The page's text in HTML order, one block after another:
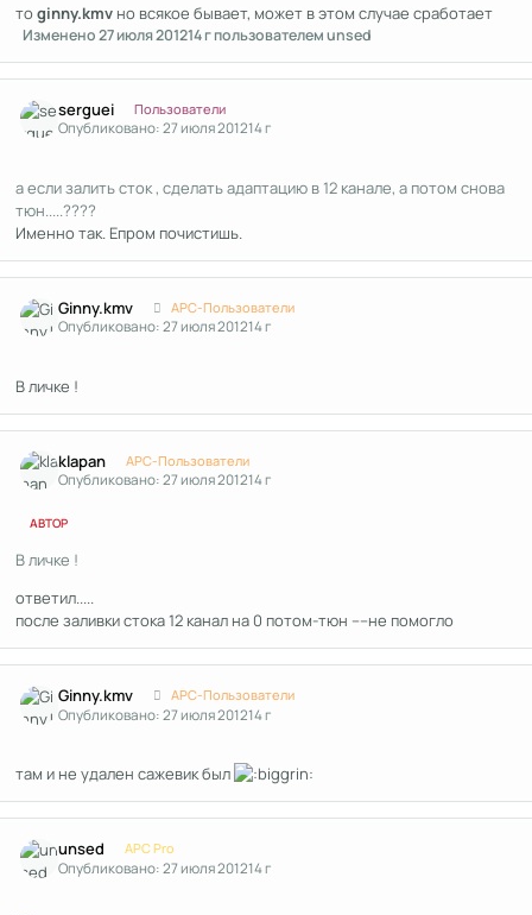
тоginny.kmv но всякое бывает, может в этом случае сработает
Изменено27 июля 201214 гпользователем unsed
serguei Пользователи
Опубликовано:27 июля 201214 г
а если залить сток , сделать адаптацию в 12 канале, а потом снова
тюн.....????
Именно так. Епром почистишь.
Ginny.kmv APC-Пользователи
Опубликовано:27 июля 201214 г
В личке !
klapan APC-Пользователи
Опубликовано:27 июля 201214 г
АВТОР
В личке !
ответил.....
после заливки стока 12 канал на 0 потом-тюн ----не помогло
Ginny.kmv APC-Пользователи
Опубликовано:27 июля 201214 г
там и не удален сажевик был
unsed APC Pro
Опубликовано:27 июля 201214 г